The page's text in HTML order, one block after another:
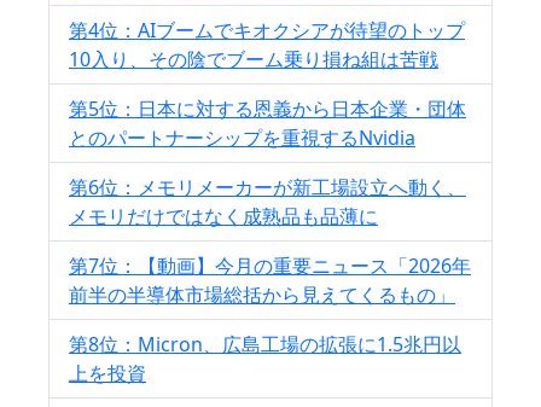
第4位：AIブームでキオクシアが待望のトップ
10入り、その陰でブーム乗り損ね組は苦戦
第5位：日本に対する恩義から日本企業・団体
とのパートナーシップを重視するNvidia
第6位：メモリメーカーが新工場設立へ動く、
メモリだけではなく成熟品も品薄に
第7位：【動画】今月の重要ニュース「2026年
前半の半導体市場総括から見えてくるもの」
第8位：Micron、広島工場の拡張に1.5兆円以
上を投資